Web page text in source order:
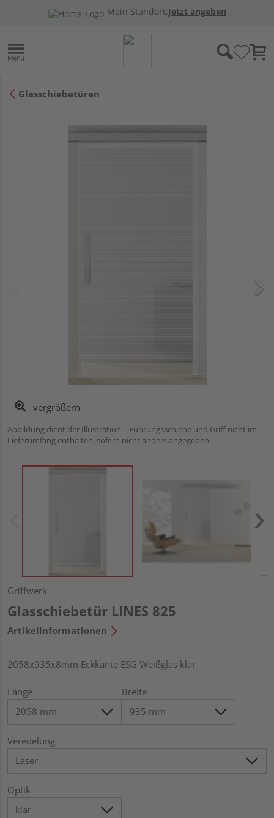
Mein Standort:Jetzt angeben
Glasschiebetüren
vergrößern
Abbildung dient der Illustration – Führungsschiene und Griff nicht im
Lieferumfang enthalten, sofern nicht anders angegeben.
Griffwerk
Glasschiebetür LINES 825
Artikelinformationen
2058x935x8mm Eckkante ESG Weißglas klar
Länge Breite
Veredelung
Optik